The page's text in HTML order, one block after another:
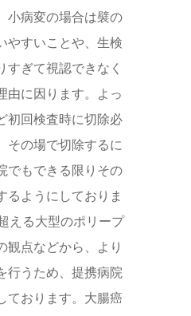
小病変の場合は襞の
やすいことや、生検
すぎて視認できなく
由に因ります。よっ
初回検査時に切除必
その場で切除するに
でもできる限りその
るようにしておりま
える大型のポリープ
観点などから、より
行うため、提携病院
ております。大腸癌